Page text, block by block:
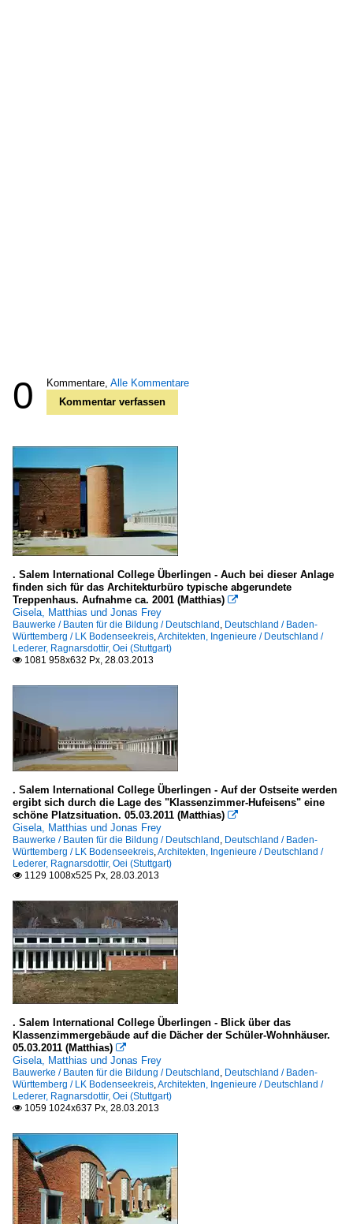
0 Kommentare, Alle Kommentare
Kommentar verfassen
. Salem International College Überlingen - Auch bei dieser Anlage
finden sich für das Architekturbüro typische abgerundete
Treppenhaus. Aufnahme ca. 2001 (Matthias) 
Gisela, Matthias und Jonas Frey
Bauwerke / Bauten für die Bildung / Deutschland , Deutschland / Baden-
Württemberg / LK Bodenseekreis,Architekten, Ingenieure / Deutschland /
Lederer, Ragnarsdottir, Oei (Stuttgart)
 1081 958x632 Px, 28.03.2013
. Salem International College Überlingen - Auf der Ostseite werden
ergibt sich durch die Lage des "Klassenzimmer-Hufeisens" eine
schöne Platzsituation. 05.03.2011 (Matthias) 
Gisela, Matthias und Jonas Frey
Bauwerke / Bauten für die Bildung / Deutschland , Deutschland / Baden-
Württemberg / LK Bodenseekreis,Architekten, Ingenieure / Deutschland /
Lederer, Ragnarsdottir, Oei (Stuttgart)
 1129 1008x525 Px, 28.03.2013
. Salem International College Überlingen - Blick über das
Klassenzimmergebäude auf die Dächer der Schüler-Wohnhäuser.
05.03.2011 (Matthias) 
Gisela, Matthias und Jonas Frey
Bauwerke / Bauten für die Bildung / Deutschland , Deutschland / Baden-
Württemberg / LK Bodenseekreis,Architekten, Ingenieure / Deutschland /
Lederer, Ragnarsdottir, Oei (Stuttgart)
 1059 1024x637 Px, 28.03.2013